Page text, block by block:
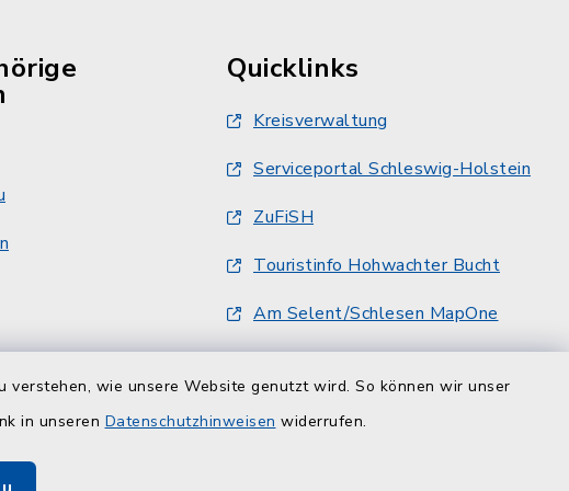
verstehen, wie unsere Website genutzt wird. So können wir unser
in unseren Datenschutzhinweisen widerrufen.
Quicklinks
Kreisverwaltung
Serviceportal Schleswig-Holstein
ZuFiSH
Touristinfo Hohwachter Bucht
Am Selent/Schlesen MapOne